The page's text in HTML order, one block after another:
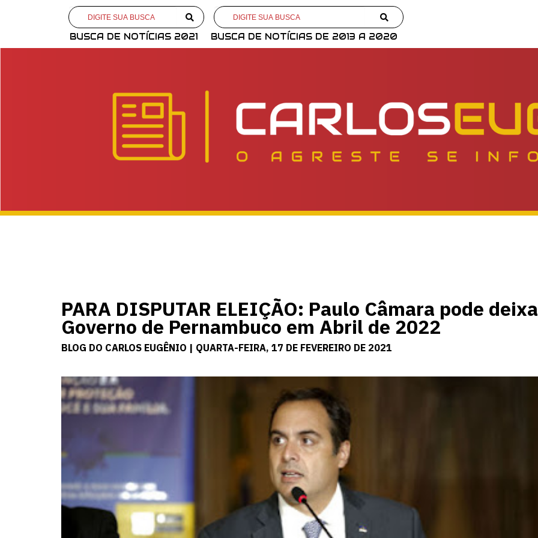
BUSCA DE NOTÍCIAS 2021 BUSCA DE NOTÍCIAS DE 2013 A 2020
PARA DISPUTAR ELEIÇÃO: Paulo Câmara pode
Governo de Pernambuco em Abril de 2022
BLOG DO CARLOS EUGÊNIO | QUARTA-FEIRA, 17 DE FEVEREIRO DE 2021